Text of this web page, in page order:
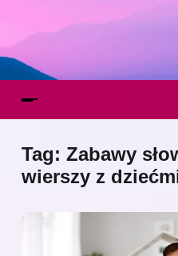
Tag: Zabawy
wierszy z